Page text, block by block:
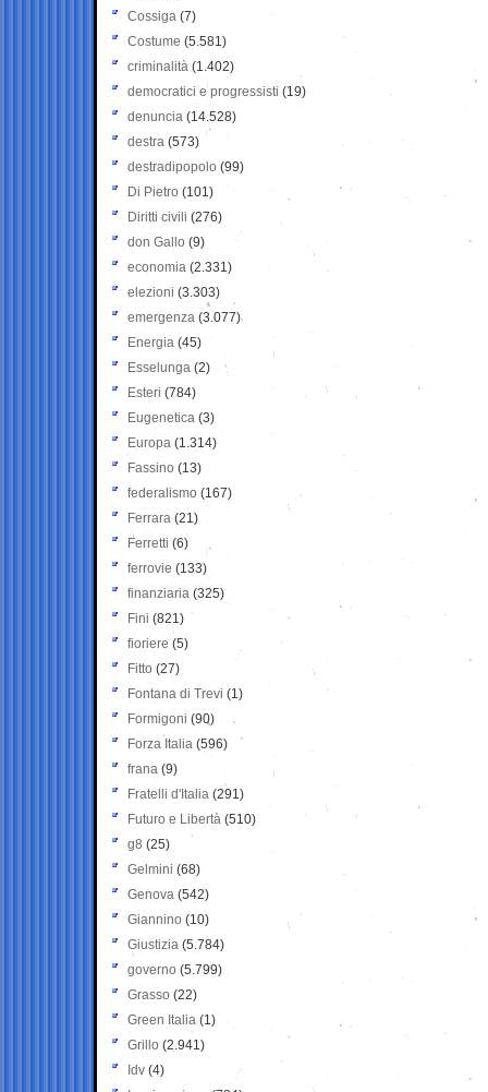
Cossiga (7)
Costume (5.581)
criminalità (1.402)
democratici e progressisti (19)
denuncia (14.528)
destra (573)
destradipopolo (99)
Di Pietro (101)
Diritti civili (276)
don Gallo (9)
economia (2.331)
elezioni (3.303)
emergenza (3.077)
Energia (45)
Esselunga (2)
Esteri (784)
Eugenetica (3)
Europa (1.314)
Fassino (13)
federalismo (167)
Ferrara (21)
Ferretti (6)
ferrovie (133)
finanziaria (325)
Fini (821)
fioriere (5)
Fitto (27)
Fontana di Trevi (1)
Formigoni (90)
Forza Italia (596)
frana (9)
Fratelli d'Italia (291)
Futuro e Libertà (510)
g8 (25)
Gelmini (68)
Genova (542)
Giannino (10)
Giustizia (5.784)
governo (5.799)
Grasso (22)
Green Italia (1)
Grillo (2.941)
Idv (4)